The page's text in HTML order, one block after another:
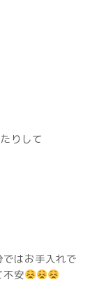
りして
はお手入れで
不安